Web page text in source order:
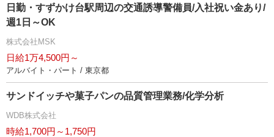
日勤・すずかけ台駅周辺の交通誘導警備員/入社祝い金あり/
週1日～OK
株式会社MSK
日給1万4,500円～
アルバイト・パート / 東京都
サンドイッチや菓子パンの品質管理業務/化学分析
WDB株式会社
時給1,700円～1,750円